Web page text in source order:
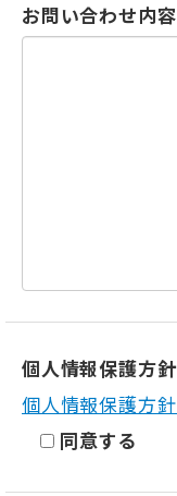
お問い合わせ内容
個人情報保護方
個人情報保護方
同意する